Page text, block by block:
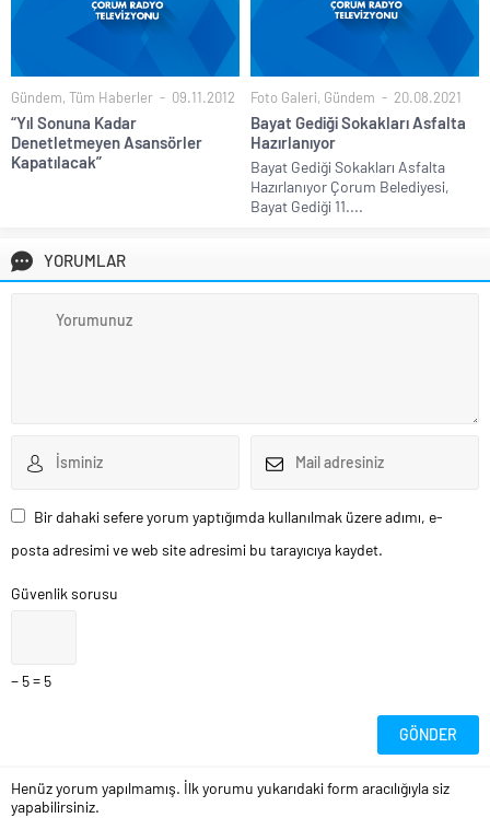
Gündem, Tüm Haberler 09.11.2012
“Yıl Sonuna Kadar
Denetletmeyen Asansörler
Kapatılacak”
Foto Galeri, Gündem 20.08.2021
Bayat Gediği Sokakları Asfalta
Hazırlanıyor
Bayat Gediği Sokakları Asfalta
Hazırlanıyor Çorum Belediyesi,
Bayat Gediği 11....
YORUMLAR
Bir dahaki sefere yorum yaptığımda kullanılmak üzere adımı, e-
posta adresimi ve web site adresimi bu tarayıcıya kaydet.
Güvenlik sorusu
− 5 = 5
Henüz yorum yapılmamış. İlk yorumu yukarıdaki form aracılığıyla siz
yapabilirsiniz.